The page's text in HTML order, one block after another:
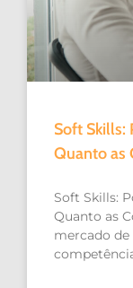
Soft Skills:
Quanto as
Soft Skills:
Quanto as
mercado